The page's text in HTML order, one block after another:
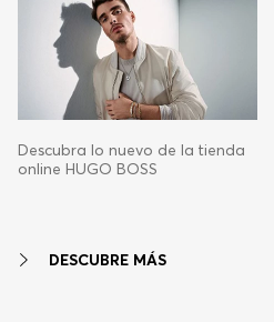
Descubra lo nuevo de la tienda
online HUGO BOSS
DESCUBRE MÁS